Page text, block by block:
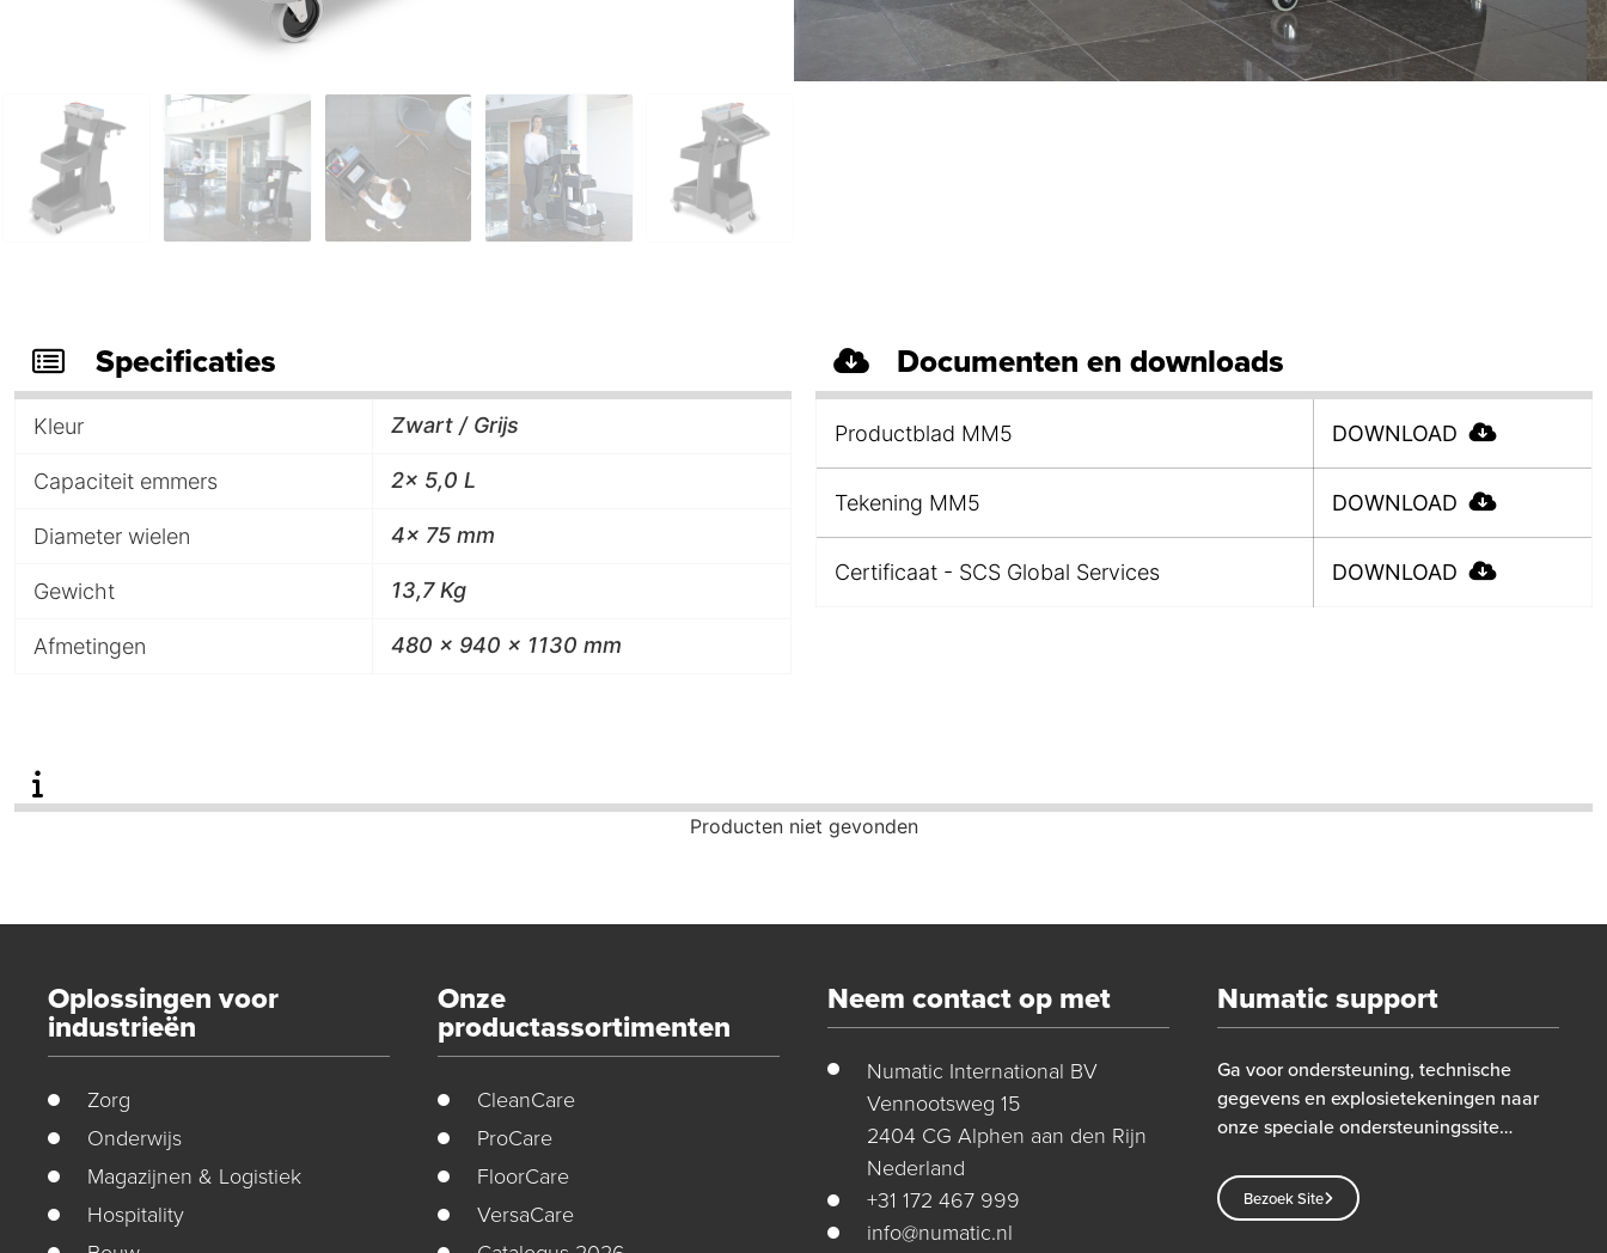
Specificaties
Kleur Zwart / Grijs
Capaciteit emmers 2x 5,0 L
Diameter wielen 4x 75 mm
Gewicht 13,7 Kg
Afmetingen 480 x 940 x 1130 mm
Documenten en downloads
Productblad MM5 DOWNLOAD
Tekening MM5 DOWNLOAD
Certificaat - SCS Global Services DOWNLOAD
Producten niet gevonden
Oplossingen voor
industrieën
Zorg
Onderwijs
Magazijnen & Logistiek
Hospitality
Onze
productassortimenten
CleanCare
ProCare
FloorCare
VersaCare
Neem contact op met
Numatic International BV
Vennootsweg 15
2404 CG Alphen aan den Rijn
Nederland
+31 172 467 999
info@numatic.nl
Numatic support
Ga voor ondersteuning, technische
gegevens en explosietekeningen naar
onze speciale ondersteuningssite…
Bezoek Site